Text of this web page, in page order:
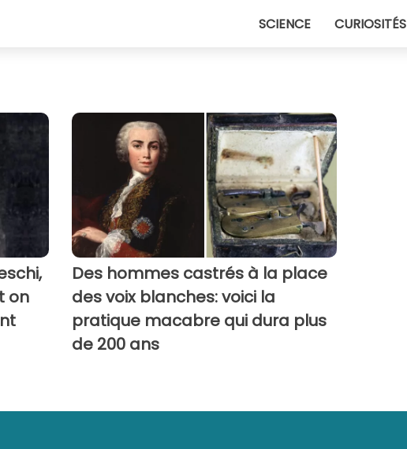
SCIENCE CURIOSITÉS
on
Des hommes castrés à la place
des voix blanches: voici la
pratique macabre qui dura plus
de 200 ans